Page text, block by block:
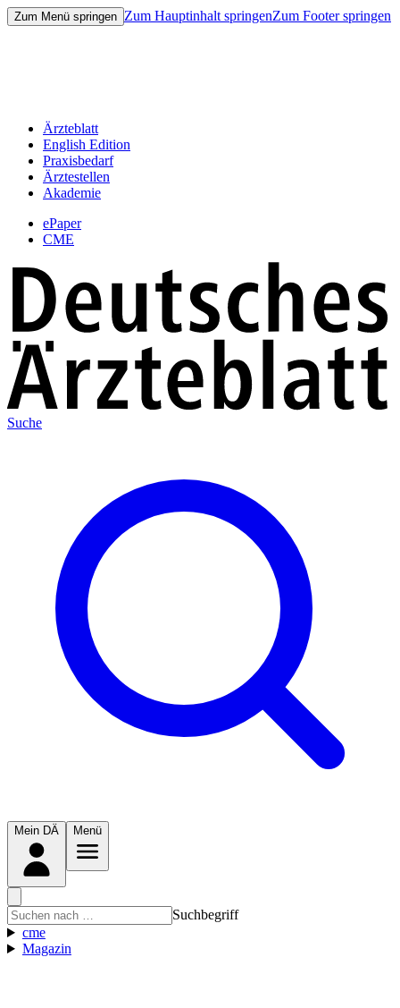
Zum Menü springen Zum Hauptinhalt springenZum Footer springen
Ärzteblatt
English Edition
Praxisbedarf
Ärztestellen
Akademie
ePaper
CME
Suche
Mein DÄ Menü
Suchbegriff
cme
Magazin